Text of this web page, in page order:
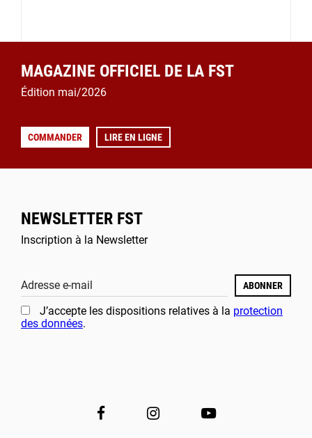
MAGAZINE OFFICIEL DE LA FST
Édition mai/2026
COMMANDER LIRE EN LIGNE
NEWSLETTER FST
Inscription à la Newsletter
Adresse e-mail ABONNER
J’accepte les dispositions relatives à la protection
des données.